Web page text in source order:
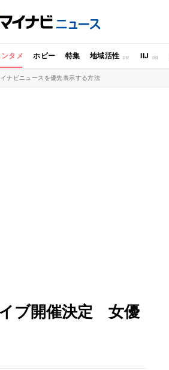
タメ ホビー 特集 地域活性 IIJ
ナビニュースを優先表示する方法
ブ開催決定 女優